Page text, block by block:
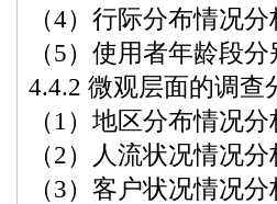
（4）行际分布情况分
（5）使用者年龄段
4.4.2 微观层面的调查
（1）地区分布情况分
（2）人流状况情况分
（3）客户状况情况分